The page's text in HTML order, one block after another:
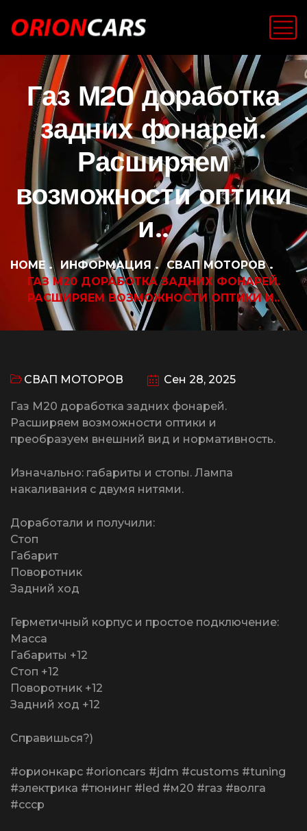
Газ М20 доработка
задних фонарей.
Расширяем
возможности оптики
и..
HOME ИНФОРМАЦИЯ
СВАП МОТОРОВ
ГАЗ М20 ДОРАБОТКА ЗАДНИХ ФОНАРЕЙ.
РАСШИРЯЕМ ВОЗМОЖНОСТИ ОПТИКИ И..
СВАП МОТОРОВ Сен 28, 2025
Газ М20 доработка задних фонарей.
Расширяем возможности оптики и
преобразуем внешний вид и нормативность.
Изначально: габариты и стопы. Лампа
накаливания с двумя нитями.
Доработали и получили:
Стоп
Габарит
Поворотник
Задний ход
Герметичный корпус и простое подключение:
Масса
Габариты +12
Стоп +12
Поворотник +12
Задний ход +12
Справишься?)
#орионкарс #orioncars #jdm #customs #tuning
#электрика #тюнинг #led #м20 #газ #волга
#ссср